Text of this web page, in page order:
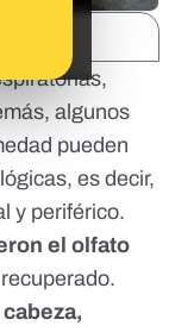
,
algunos
pueden
, es decir,
y periférico.
el olfato